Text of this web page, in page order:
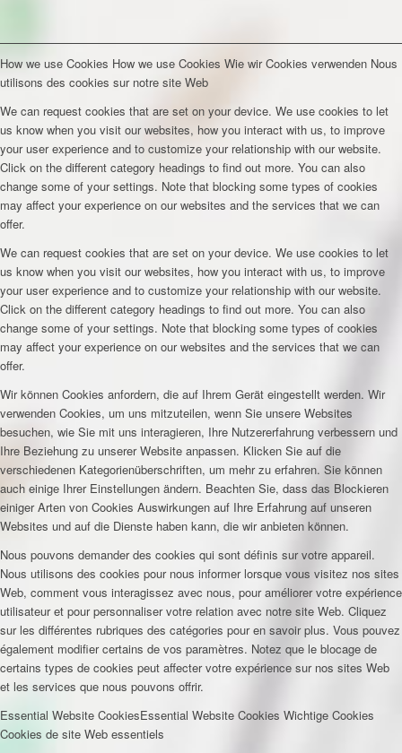
How we use Cookies How we use Cookies Wie wir Cookies verwenden Nous
utilisons des cookies sur notre site Web
We can request cookies that are set on your device. We use cookies to let
us know when you visit our websites, how you interact with us, to improve
your user experience and to customize your relationship with our website.
Click on the different category headings to find out more. You can also
change some of your settings. Note that blocking some types of cookies
may affect your experience on our websites and the services that we can
offer.
We can request cookies that are set on your device. We use cookies to let
us know when you visit our websites, how you interact with us, to improve
your user experience and to customize your relationship with our website.
Click on the different category headings to find out more. You can also
change some of your settings. Note that blocking some types of cookies
may affect your experience on our websites and the services that we can
offer.
Wir können Cookies anfordern, die auf Ihrem Gerät eingestellt werden. Wir
verwenden Cookies, um uns mitzuteilen, wenn Sie unsere Websites
besuchen, wie Sie mit uns interagieren, Ihre Nutzererfahrung verbessern und
Ihre Beziehung zu unserer Website anpassen. Klicken Sie auf die
verschiedenen Kategorienüberschriften, um mehr zu erfahren. Sie können
auch einige Ihrer Einstellungen ändern. Beachten Sie, dass das Blockieren
einiger Arten von Cookies Auswirkungen auf Ihre Erfahrung auf unseren
Websites und auf die Dienste haben kann, die wir anbieten können.
Nous pouvons demander des cookies qui sont définis sur votre appareil.
Nous utilisons des cookies pour nous informer lorsque vous visitez nos sites
Web, comment vous interagissez avec nous, pour améliorer votre expérience
utilisateur et pour personnaliser votre relation avec notre site Web. Cliquez
sur les différentes rubriques des catégories pour en savoir plus. Vous pouvez
également modifier certains de vos paramètres. Notez que le blocage de
certains types de cookies peut affecter votre expérience sur nos sites Web
et les services que nous pouvons offrir.
Essential Website CookiesEssential Website Cookies Wichtige Cookies
Cookies de site Web essentiels